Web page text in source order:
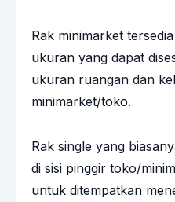
Rak minimarket
ukuran yang dapat
ukuran ruangan dan
minimarket/toko.
Rak single yang
di sisi pinggir toko/
untuk ditempatkan